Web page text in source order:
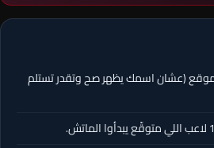
(عشان اسمك يظهر صح وتقدر تستلم